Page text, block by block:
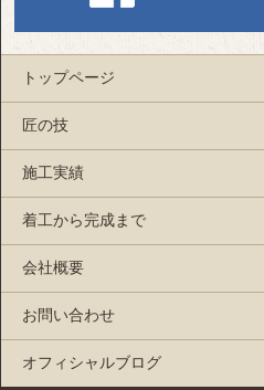
トップページ
匠の技
施工実績
着工から完成まで
会社概要
お問い合わせ
オフィシャルブログ